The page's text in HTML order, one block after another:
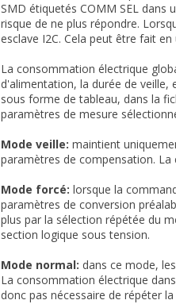
SMD étiquetés COMM SEL
risque de ne plus répondre.
esclave I2C. Cela peut être fait
La consommation électrique
d'alimentation, la durée de
sous forme de tableau, dans la
paramètres de mesure
Mode veille: maintient
paramètres de compensation.
Mode forcé: lorsque la
paramètres de conversion
plus par la sélection répétée du
section logique sous tension.
Mode normal: dans ce mode,
La consommation électrique
donc pas nécessaire de répéter